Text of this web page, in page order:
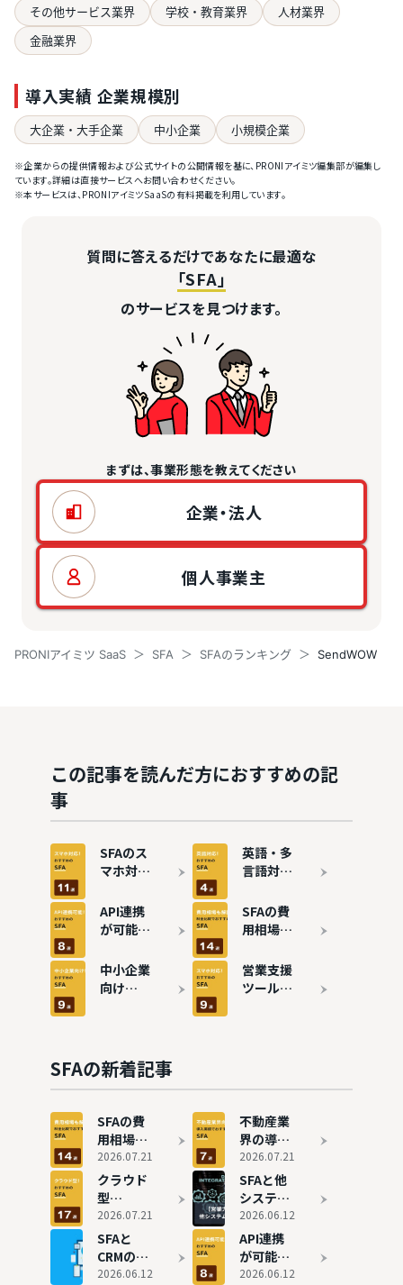
その他サービス業界 学校・教育業界
人材業界
金融業界
導入実績 企業規模別
大企業・大手企業 中小企業 小規模企業
※企業からの提供情報および公式サイトの公開情報を基に、PRONIアイミツ編集部が編集し
ています。詳細は直接サービスへお問い合わせください。
※本サービスは、PRONIアイミツSaaSの有料掲載を利用しています。
質問に答えるだけであなたに最適な
「SFA」
のサービスを見つけます。
まずは、事業形態を教えてください
企業・法人
個人事業主
PRONIアイミツ SaaS SFA SFAのランキング SendWOW
この記事を読んだ方におすすめの記
事
SFAのス
マホ対応
11選！営
業効率を
英語・多
言語対応
SFA（営
業支援シ
おすすめ
4選！海
外展開を
API連携
が可能な
ルおすす
め8選！
SFAの費
用相場や
底解説！
価格帯ご
中小企業
向け
おすすめ
9選
営業支援
ツール
SFAの新着記事
SFAの費
用相場や
内訳を徹
底解説！
価格帯ご
とにおす
すめツー
ルも紹介
2026.07.21
不動産業
界の導入
実績があ
るおすす
め
SFA（営
業支援シ
ステム）
7選
2026.07.21
クラウド
型
SFA（営
業支援シ
ステム）
のおすす
2026.07.21
SFAと他
システム
を組み合
わせて営
業力を強
化しよ
2026.06.12
SFAと
CRMの違
いは？顧
2026.06.12
API連携
が可能な
SFAツー
2026.06.12